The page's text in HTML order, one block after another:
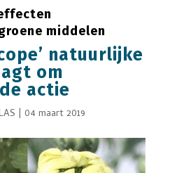
middelen
natuurlijke
om
actie
| 04 maart 2019